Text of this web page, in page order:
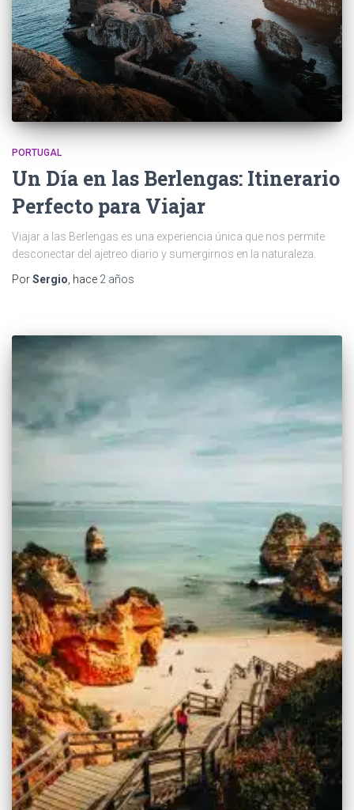
PORTUGAL
Un Día en las Berlengas: Itinerario
Perfecto para Viajar
Viajar a las Berlengas es una experiencia única que nos permite
desconectar del ajetreo diario y sumergirnos en la naturaleza.
PorSergio , hace 2 años